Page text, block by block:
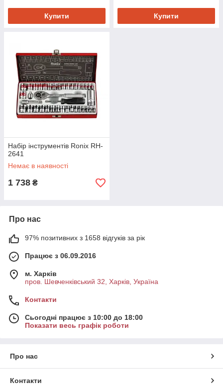
Купити Купити
Набiр інструментів Ronix RH-
2641
Немає в наявності
1 738 ₴
Про нас
97% позитивних з 1658 відгуків за рік
Працює з 06.09.2016
м. Харків
пров. Шевченківський 32, Харків, Україна
Контакти
Сьогодні працює з 10:00 до 18:00
Показати весь графік роботи
Про нас
Контакти